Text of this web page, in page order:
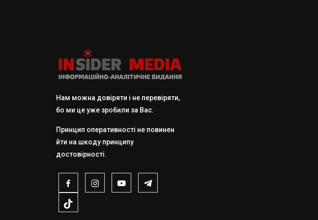
Нам можна довіряти і не перевіряти,
бо ми це уже зробили за Вас.
Принцип оперативності не повинен
йти на шкоду принципу
достовірності.